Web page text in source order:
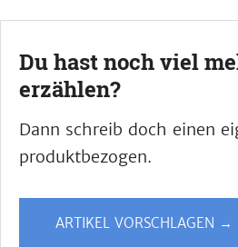
Du hast noch viel
erzählen?
Dann schreib doch einen
produktbezogen.
ARTIKEL VORSCHLAGEN →